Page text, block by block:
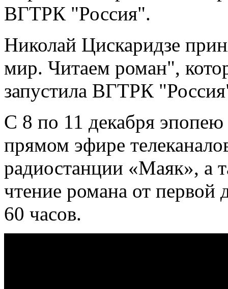
ВГТРК "Россия".
Николай Цискаридзе
мир. Читаем роман",
запустила ВГТРК
С 8 по 11 декабря эпопею
прямом эфире
радиостанции «Маяк», а
чтение романа от первой
60 часов.